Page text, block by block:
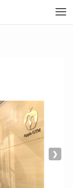
❯